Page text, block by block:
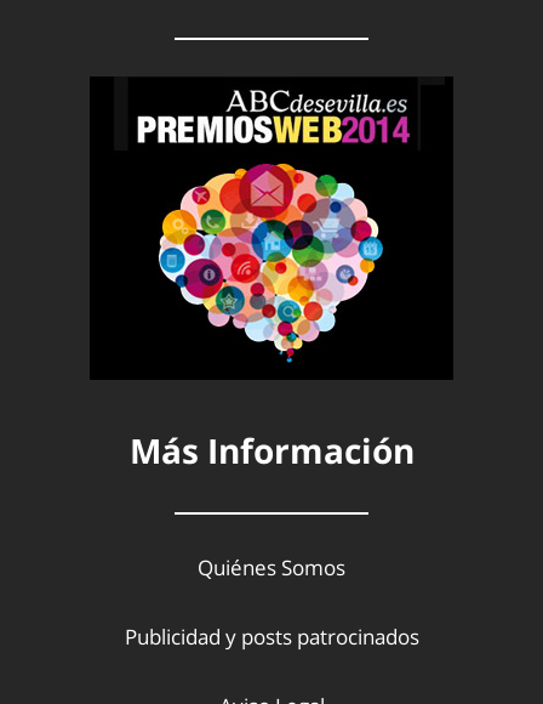
Más Información
Quiénes Somos
Publicidad y posts patrocinados